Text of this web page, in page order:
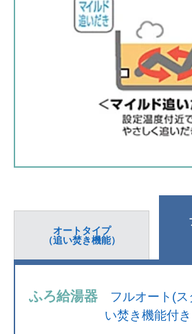
オートタイプ
（追い焚き機能）
ふろ給湯器 フルオート(ス
い焚き機能付き